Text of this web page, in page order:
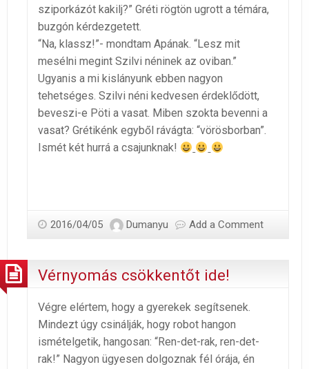
sziporkázót kakilj?” Gréti rögtön ugrott a témára,
buzgón kérdezgetett.
“Na, klassz!”- mondtam Apának. “Lesz mit
mesélni megint Szilvi néninek az oviban.”
Ugyanis a mi kislányunk ebben nagyon
tehetséges. Szilvi néni kedvesen érdeklődött,
beveszi-e Pöti a vasat. Miben szokta bevenni a
vasat? Grétikénk egyből rávágta: “vörösborban”.
Ismét két hurrá a csajunknak!
2016/04/05 Dumanyu Add a Comment
Vérnyomás csökkentőt ide!
Végre elértem, hogy a gyerekek segítsenek.
Mindezt úgy csinálják, hogy robot hangon
ismételgetik, hangosan: “Ren-det-rak, ren-det-
rak!” Nagyon ügyesen dolgoznak fél órája, én